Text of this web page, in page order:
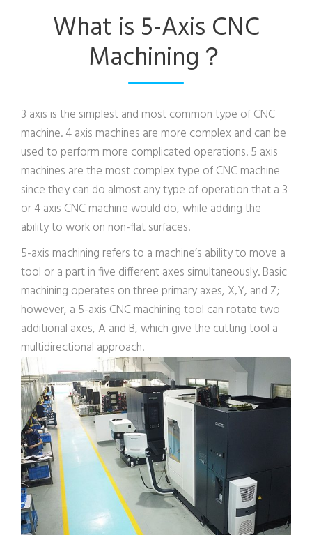
What is 5-Axis CNC
Machining？
3 axis is the simplest and most common type of CNC
machine. 4 axis machines are more complex and can be
used to perform more complicated operations. 5 axis
machines are the most complex type of CNC machine
since they can do almost any type of operation that a 3
or 4 axis CNC machine would do, while adding the
ability to work on non-flat surfaces.
5-axis machining refers to a machine’s ability to move a
tool or a part in five different axes simultaneously. Basic
machining operates on three primary axes, X,Y, and Z;
however, a 5-axis CNC machining tool can rotate two
additional axes, A and B, which give the cutting tool a
multidirectional approach.